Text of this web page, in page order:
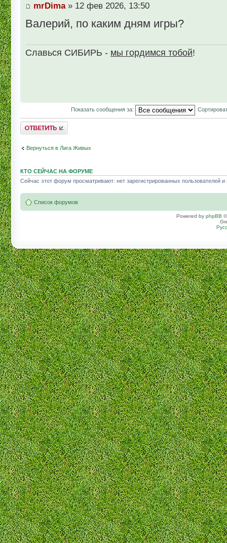
mrDima» 12 фев 2026, 13:50
Валерий, по каким дням игры?
Славься СИБИРЬ - мы гордимся тобой!
Показать сообщения за:
Комментировать
Вернуться в Лига Живых
КТО СЕЙЧАС НА ФОРУМЕ
Сейчас этот форум просматривают: нет зарегистрированных пользователей и
Список форумов
Powered by phpBB